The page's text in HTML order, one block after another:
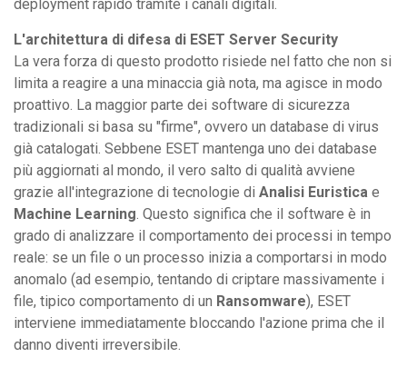
deployment rapido tramite i canali digitali.
L'architettura di difesa di ESET Server Security
La vera forza di questo prodotto risiede nel fatto che non si
limita a reagire a una minaccia già nota, ma agisce in modo
proattivo. La maggior parte dei software di sicurezza
tradizionali si basa su "firme", ovvero un database di virus
già catalogati. Sebbene ESET mantenga uno dei database
più aggiornati al mondo, il vero salto di qualità avviene
grazie all'integrazione di tecnologie di Analisi Euristica e
Machine Learning. Questo significa che il software è in
grado di analizzare il comportamento dei processi in tempo
reale: se un file o un processo inizia a comportarsi in modo
anomalo (ad esempio, tentando di criptare massivamente i
file, tipico comportamento di un Ransomware), ESET
interviene immediatamente bloccando l'azione prima che il
danno diventi irreversibile.